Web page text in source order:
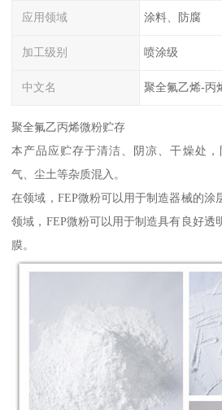
应用领域 涂料、防腐
加工级别 喷涂级
中文名 聚全氟乙烯-丙
聚全氟乙丙烯微粉贮存
本产品应贮存于清洁、阴凉、干燥处
气、尘土等杂质混入。
在领域，FEP微粉可以用于制造器械的涂
领域，FEP微粉可以用于制造具有良好透
膜。